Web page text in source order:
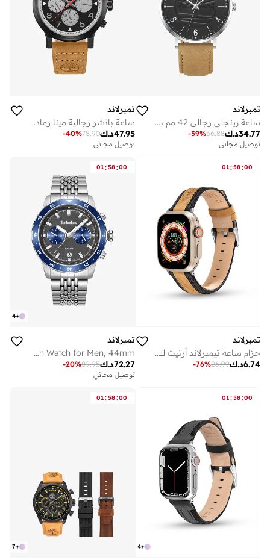
تمبرلاند
ساعة رينجلي رجالي 42 مم بقرص أسود وحزام جلد قمح
د.ك34.77
56.88
-39%
توصيل مجاني
تمبرلاند
ساعة بانشر رجالية مينا رمادي 46 مم بحزام جلد قمح
د.ك47.95
78.90
-40%
توصيل مجاني
01:58:00
تمبرلاند
حزام ساعة تيمبرلاند أرنيت للجنسين باللونين الأسود والبني ريبوتل مم
د.ك6.74
26.99
-76%
01:58:00
+
4
تمبرلاند
Parkman Charcoal Dial Stainless Steel Bracelet Multifunction Watch for Men, 44mm
د.ك72.27
89.95
-20%
توصيل مجاني
01:58:00
+
4
01:58:00
+
7